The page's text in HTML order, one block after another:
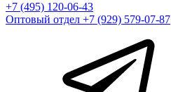
+7 (495) 120-06-43
Оптовый отдел +7 (929) 579-07-87